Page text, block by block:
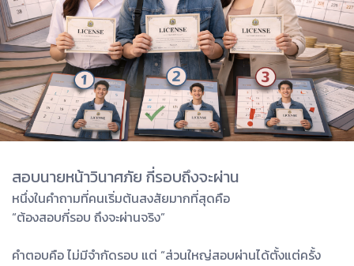
สอบนายหน้าวินาศภัย กี่รอบถึงจะผ่าน
หนึ่งในคำถามที่คนเริ่มต้นสงสัยมากที่สุดคือ
“ต้องสอบกี่รอบ ถึงจะผ่านจริง”
คำตอบคือ ไม่มีจำกัดรอบ แต่ “ส่วนใหญ่สอบผ่านได้ตั้งแต่ครั้ง